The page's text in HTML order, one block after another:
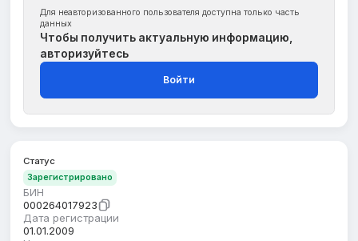
Для неавторизованного пользователя доступна только часть
данных
Чтобы получить актуальную информацию,
авторизуйтесь
Войти
Статус
Зарегистрировано
БИН
000264017923
Дата регистрации
01.01.2009